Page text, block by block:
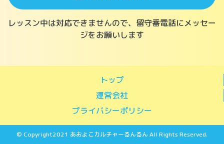
レッスン中は対応できませんので、留守番電話にメッセー
ジをお願いします
トップ
運営会社
プライバシーポリシー
© Copyright2021 あおよこカルチャーるんるん All Rights Reserved.